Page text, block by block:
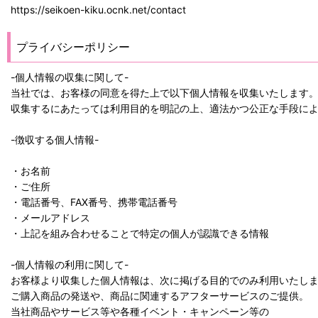
https://seikoen-kiku.ocnk.net/contact
プライバシーポリシー
-個人情報の収集に関して-
当社では、お客様の同意を得た上で以下個人情報を収集いたします。
収集するにあたっては利用目的を明記の上、適法かつ公正な手段によ
-徴収する個人情報-
・お名前
・ご住所
・電話番号、FAX番号、携帯電話番号
・メールアドレス
・上記を組み合わせることで特定の個人が認識できる情報
-個人情報の利用に関して-
お客様より収集した個人情報は、次に掲げる目的でのみ利用いたしま
ご購入商品の発送や、商品に関連するアフターサービスのご提供。
当社商品やサービス等や各種イベント・キャンペーン等の